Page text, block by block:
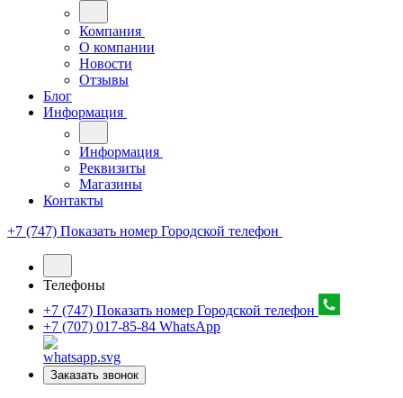
Компания
О компании
Новости
Отзывы
Блог
Информация
Информация
Реквизиты
Магазины
Контакты
+7 (747) Показать номер Городской телефон
Телефоны
+7 (747) Показать номер Городской телефон
+7 (707) 017-85-84 WhatsApp
Заказать звонок